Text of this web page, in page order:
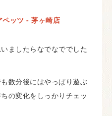
ッツ - 茅ヶ崎店
ましたらなでなででした
数分後にはやっぱり遊ぶ
の変化をしっかりチェッ